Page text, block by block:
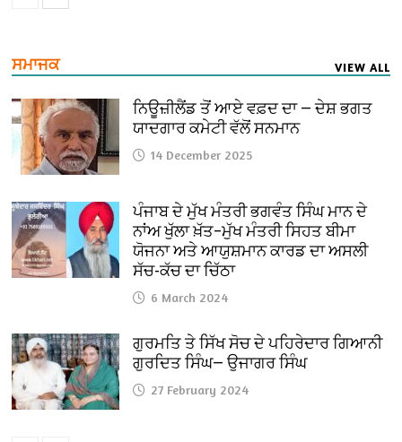
ਸਮਾਜਕ VIEW ALL
ਨਿਊਜ਼ੀਲੈਂਡ ਤੋਂ ਆਏ ਵਫ਼ਦ ਦਾ — ਦੇਸ਼ ਭਗਤ
ਯਾਦਗਾਰ ਕਮੇਟੀ ਵੱਲੋਂ ਸਨਮਾਨ
14 December 2025
ਪੰਜਾਬ ਦੇ ਮੁੱਖ ਮੰਤਰੀ ਭਗਵੰਤ ਸਿੰਘ ਮਾਨ ਦੇ
ਨਾਂਅ ਖੁੱਲਾ ਖ਼ੱਤ–ਮੁੱਖ ਮੰਤਰੀ ਸਿਹਤ ਬੀਮਾ
ਯੋਜਨਾ ਅਤੇ ਆਯੁਸ਼ਮਾਨ ਕਾਰਡ ਦਾ ਅਸਲੀ
ਸੱਚ-ਕੱਚ ਦਾ ਚਿੱਠਾ
6 March 2024
ਗੁਰਮਤਿ ਤੇ ਸਿੱਖ ਸੋਚ ਦੇ ਪਹਿਰੇਦਾਰ ਗਿਆਨੀ
ਗੁਰਦਿਤ ਸਿੰਘ— ਉਜਾਗਰ ਸਿੰਘ
27 February 2024